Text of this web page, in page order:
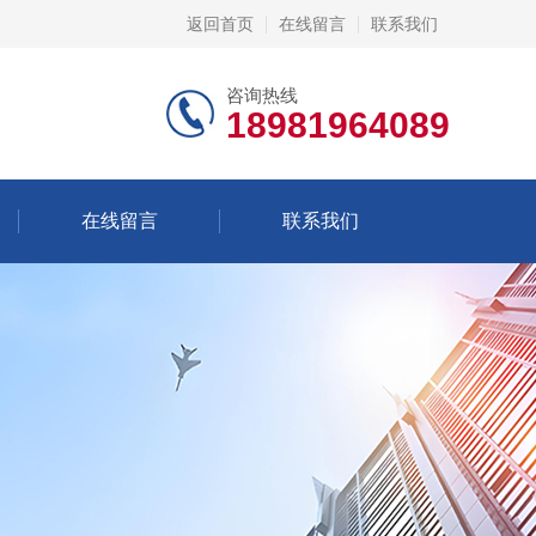
返回首页 在线留言 联系我们
咨询热线
18981964089
在线留言 联系我们